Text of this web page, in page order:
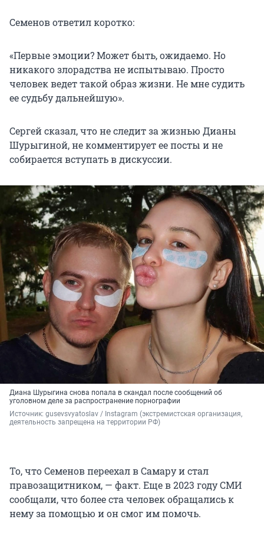
Семенов ответил коротко:
«Первые эмоции? Может быть, ожидаемо. Но
никакого злорадства не испытываю. Просто
человек ведет такой образ жизни. Не мне судить
ее судьбу дальнейшую».
Сергей сказал, что не следит за жизнью Дианы
Шурыгиной, не комментирует ее посты и не
собирается вступать в дискуссии.
Диана Шурыгина снова попала в скандал после сообщений об
уголовном деле за распространение порнографии
Источник: gusevsvyatoslav / Instagram (экстремистская организация,
деятельность запрещена на территории РФ)
То, что Семенов переехал в Самару и стал
правозащитником, — факт. Еще в 2023 году СМИ
сообщали, что более ста человек обращались к
нему за помощью и он смог им помочь.